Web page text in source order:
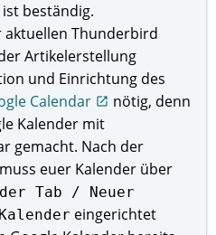
beständig.
aktuellen Thunderbird
Artikelerstellung
und Einrichtung des
Calendar open_in_new nötig, denn
Kalender mit
gemacht. Nach der
euer Kalender über
Tab / Neuer
eingerichtet